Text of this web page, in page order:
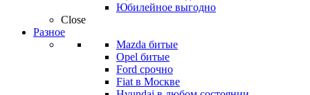
Юбилейное выгодно
Close
Разное
Mazda битые
Opel битые
Ford срочно
Fiat в Москве